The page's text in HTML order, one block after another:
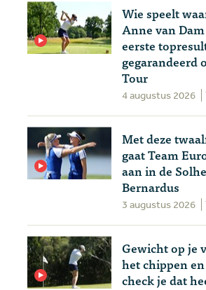
Wie speelt
Anne van
eerste
gegarandeerd
Tour
4 augustus 2026
Met deze
gaat Team
aan in de
Bernardus
3 augustus 2026
Gewicht op je
het chippen
check je dat